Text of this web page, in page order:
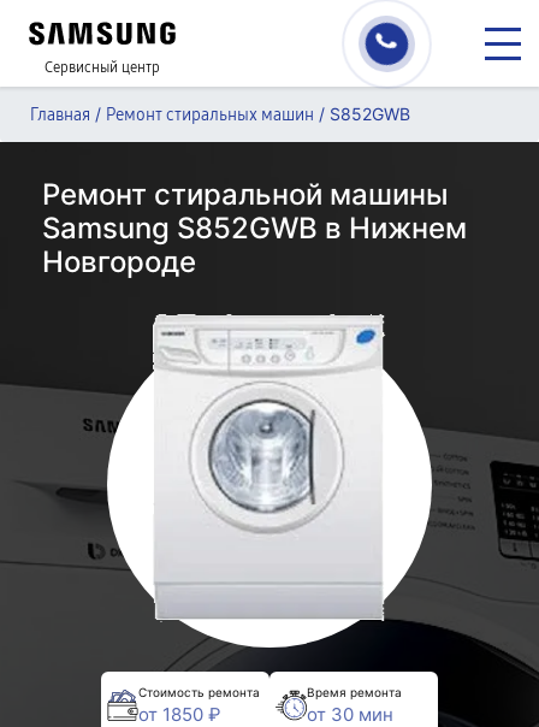
Сервисный центр
Главная / Ремонт стиральных машин / S852GWB
Ремонт стиральной машины
Samsung S852GWB в Нижнем
Новгороде
Стоимость ремонта
от 1850 ₽
Время ремонта
от 30 мин